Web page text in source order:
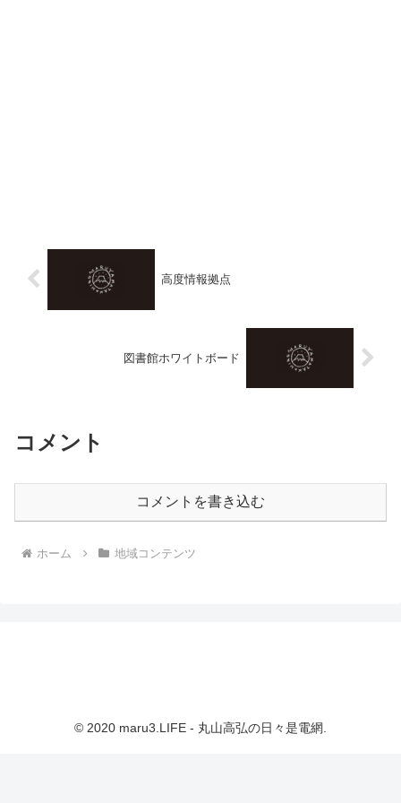
高度情報拠点
図書館ホワイトボード
コメント
コメントを書き込む
ホーム 地域コンテンツ
© 2020 maru3.LIFE - 丸山高弘の日々是電網.